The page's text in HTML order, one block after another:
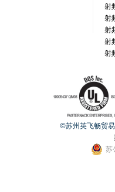
射
射
射
射
射
©苏州英飞畅贸
苏